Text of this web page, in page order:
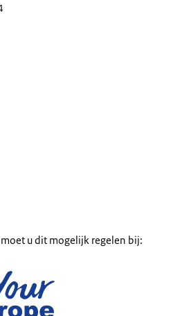
u dit mogelijk regelen bij: